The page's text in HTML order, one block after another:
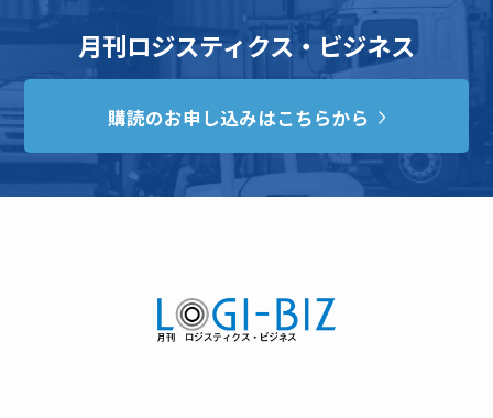
月刊ロジスティクス・ビジネス
購読のお申し込みはこちらから